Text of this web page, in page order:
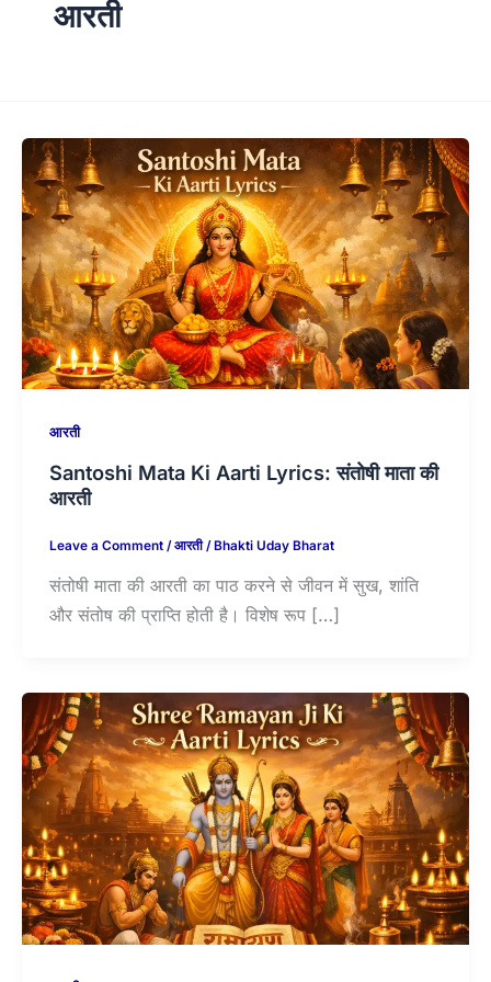
आरती
आरती
Santoshi Mata Ki Aarti Lyrics: संतोषी माता की
आरती
Leave a Comment /आरती/Bhakti Uday Bharat
संतोषी माता की आरती का पाठ करने से जीवन में सुख, शांति
और संतोष की प्राप्ति होती है। विशेष रूप […]